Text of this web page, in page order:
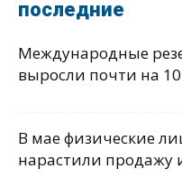
последние
Международные
выросли почти на
В мае физические
нарастили продажу